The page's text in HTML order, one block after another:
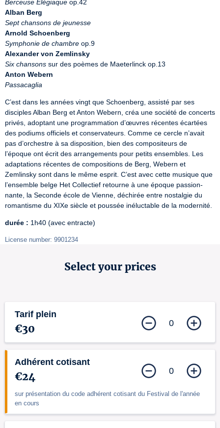
Berceuse Elégiaque
Alban Berg
Sept chansons de jeunesse
Arnold Schoenberg
Symphonie de chambre
Alexander von Zemlinsky
Six chansons
Anton Webern
Passacaglia
C’est dans les années vingt que Schoenberg, assisté par ses
disciples Alban Berg et Anton Webern, créa une société de concerts
privés, adoptant une programmation d’œuvres récentes écartées
des podiums officiels et conservateurs. Comme ce cercle n’avait
pas d’orchestre à sa disposition, bien des compositeurs de
l’époque ont écrit des arrangements pour petits ensembles. Les
adaptations récentes de compositions de Berg, Webern et
Zemlinsky sont dans le même esprit. C’est avec cette musique que
l’ensemble belge Het Collectief retourne à une époque passion-
nante, la Seconde école de Vienne, déchirée entre nostalgie du
romantisme du XIXe siècle et poussée inéluctable de la modernité.
durée : 1h40 (avec entracte)
License number: 9901234
Select your prices
Tarif plein
€30 0
Adhérent cotisant
€24
sur présentation du code adhérent cotisant du Festival de l'année
en cours
0